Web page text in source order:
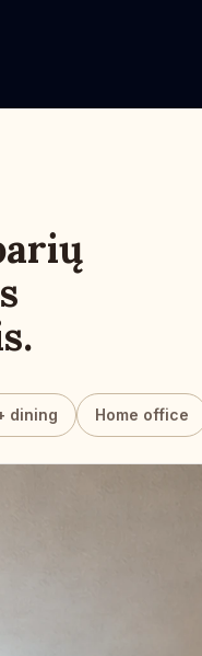
dining Home office